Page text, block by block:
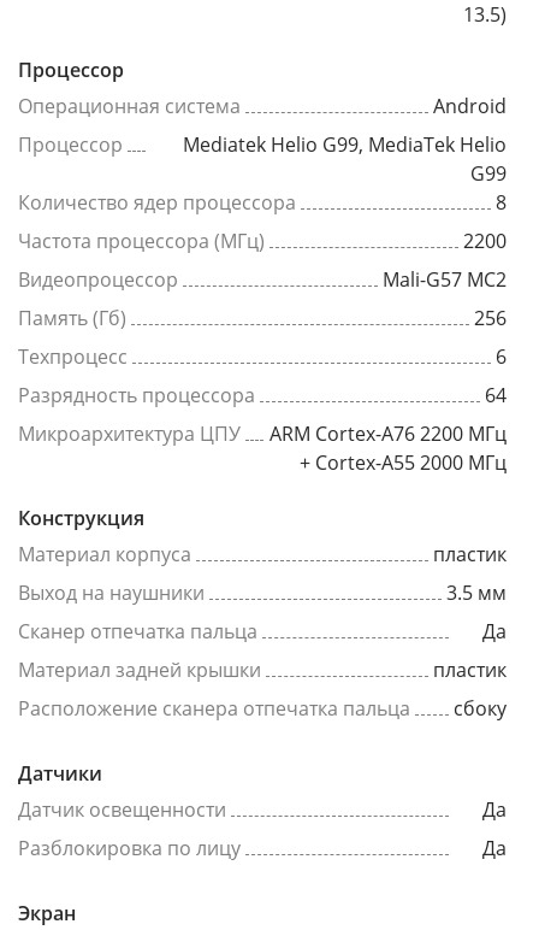
13.5)
Процессор
Операционная система
Android
Процессор
Mediatek Helio G99, MediaTek Helio
G99
Количество ядер процессора
8
Частота процессора (МГц)
2200
Видеопроцессор
Mali-G57 MC2
Память (Гб)
256
Техпроцесс
6
Разрядность процессора
64
Микроархитектура ЦПУ
ARM Cortex-A76 2200 МГц
+ Cortex-A55 2000 МГц
Конструкция
Материал корпуса
пластик
Выход на наушники
3.5 мм
Сканер отпечатка пальца
Да
Материал задней крышки
пластик
Расположение сканера отпечатка пальца
сбоку
Датчики
Датчик освещенности
Да
Разблокировка по лицу
Да
Экран